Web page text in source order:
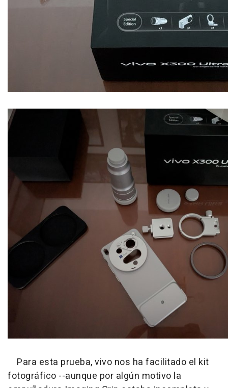
Para esta prueba, vivo nos ha facilitado el kit
fotográfico --aunque por algún motivo la